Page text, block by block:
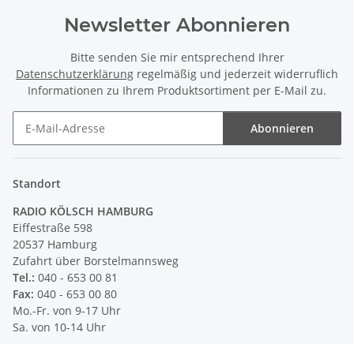
Newsletter Abonnieren
Bitte senden Sie mir entsprechend Ihrer
Datenschutzerklärung regelmäßig und jederzeit widerruflich
Informationen zu Ihrem Produktsortiment per E-Mail zu.
Abonnieren
Standort
RADIO KÖLSCH HAMBURG
Eiffestraße 598
20537 Hamburg
Zufahrt über Borstelmannsweg
Tel.: 040 - 653 00 81
Fax: 040 - 653 00 80
Mo.-Fr. von 9-17 Uhr
Sa. von 10-14 Uhr